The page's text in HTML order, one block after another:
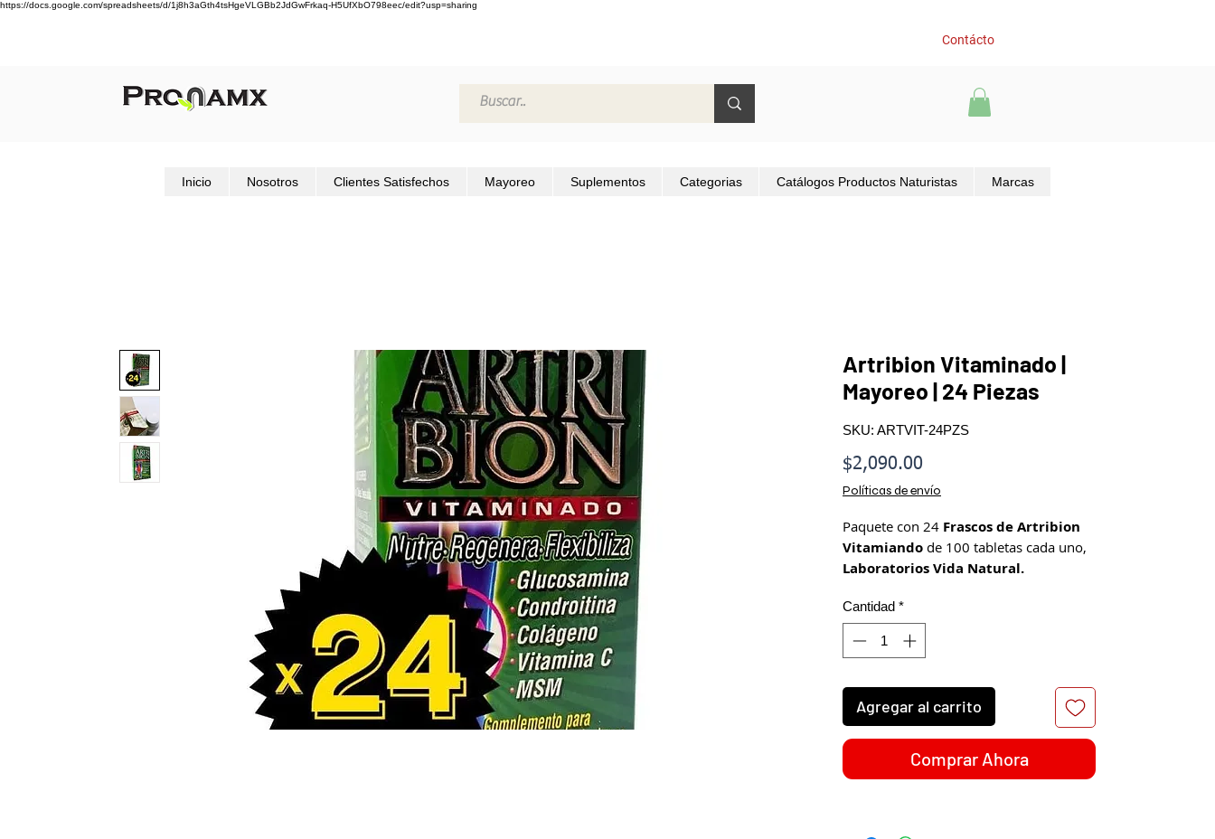
https://docs.google.com/spreadsheets/d/1j8h3aGth4tsHgeVLGBb2JdGwFrkaq-H5UfXbO798eec/edit?usp=sharing
Contácto
Inicio Nosotros Clientes Satisfechos Mayoreo Suplementos Categorias Catálogos Productos Naturistas Marcas
Artribion Vitaminado |
Mayoreo | 24 Piezas
SKU: ARTVIT-24PZS
$2,090.00
Políticas de envío
Paquete con 24 Frascos de Artribion
Vitamiando de 100 tabletas cada uno,
Laboratorios Vida Natural.
Glucosamina, condroitina, colágeno,
vitamina C y MSM.
El consumo de este producto es
responsabilidad de quien lo recomienda
y de quien lo usa.
Consulte a su médico.
Cantidad *
Agregar al carrito
Comprar Ahora